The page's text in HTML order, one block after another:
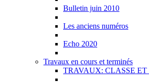
Bulletin juin 2010
Les anciens numéros
Echo 2020
Travaux en cours et terminés
TRAVAUX: CLASSE ET